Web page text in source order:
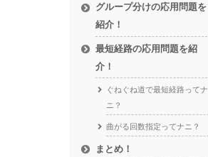
グループ分けの応用問題を
紹介！
最短経路の応用問題を紹
介！
ぐねぐね道で最短経路ってナ
ニ？
曲がる回数指定ってナニ？
まとめ！